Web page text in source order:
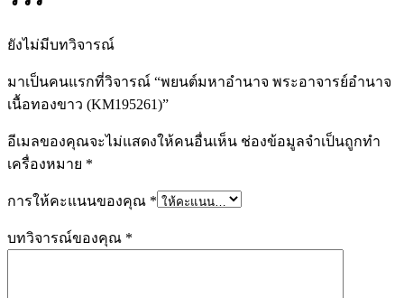
ยังไม่มีบทวิจารณ์
มาเป็นคนแรกที่วิจารณ์ “พยนต์มหาอำนาจ พระอาจารย์อำนาจ
เนื้อทองขาว (KM195261)”
อีเมลของคุณจะไม่แสดงให้คนอื่นเห็น ช่องข้อมูลจำเป็นถูกทำ
เครื่องหมาย *
การให้คะแนนของคุณ *
บทวิจารณ์ของคุณ *